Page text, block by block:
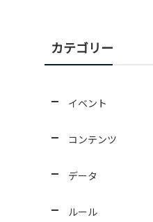
カテゴリー
イベント
コンテンツ
データ
ルール